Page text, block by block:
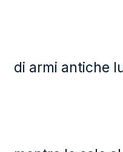
di armi antiche